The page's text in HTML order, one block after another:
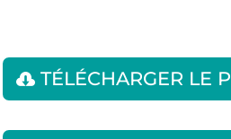
TÉLÉCHARGER LE